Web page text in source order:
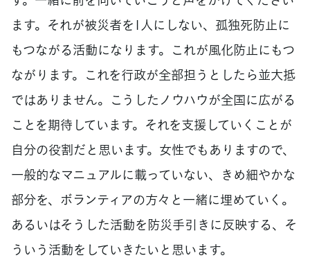
ます。それが被災者を1人にしない、孤独死防止に
もつながる活動になります。これが風化防止にもつ
ながります。これを行政が全部担うとしたら並大抵
ではありません。こうしたノウハウが全国に広がる
ことを期待しています。それを支援していくことが
自分の役割だと思います。女性でもありますので、
一般的なマニュアルに載っていない、きめ細やかな
部分を、ボランティアの方々と一緒に埋めていく。
あるいはそうした活動を防災手引きに反映する、そ
ういう活動をしていきたいと思います。